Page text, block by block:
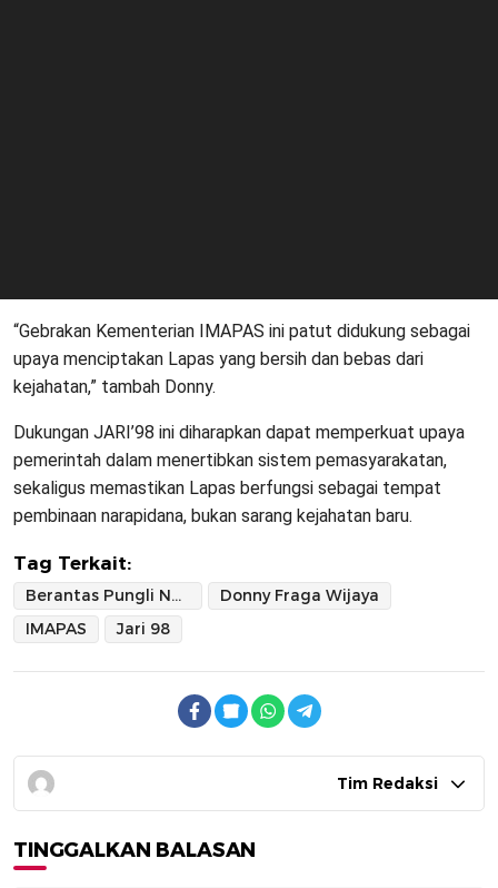
“Gebrakan Kementerian IMAPAS ini patut didukung sebagai
upaya menciptakan Lapas yang bersih dan bebas dari
kejahatan,” tambah Donny.
Dukungan JARI’98 ini diharapkan dapat memperkuat upaya
pemerintah dalam menertibkan sistem pemasyarakatan,
sekaligus memastikan Lapas berfungsi sebagai tempat
pembinaan narapidana, bukan sarang kejahatan baru.
Tag Terkait:
Berantas Pungli Narkoba Blok Hitam
Donny Fraga Wijaya
IMAPAS
Jari 98
Tim Redaksi
TINGGALKAN BALASAN